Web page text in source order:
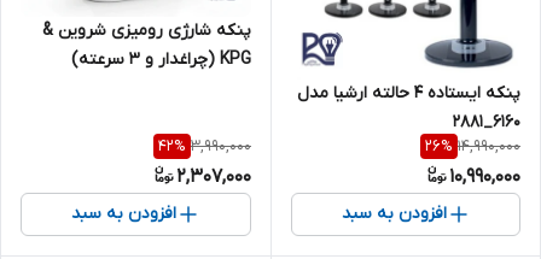
پنکه ایستاده ۴ حالته ارشیا مدل
۶۱۶۰_۲۸۸۱
14,990,000
26%
10,990,000
افزودن به سبد
پنکه شارژی رومیزی شروین &
KPG (چراغدار و ۳ سرعته)
3,990,000
42%
2,307,000
افزودن به سبد